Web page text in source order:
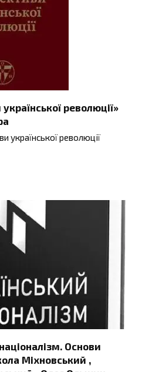
революції»
української революції
Основи
Міхновський ,